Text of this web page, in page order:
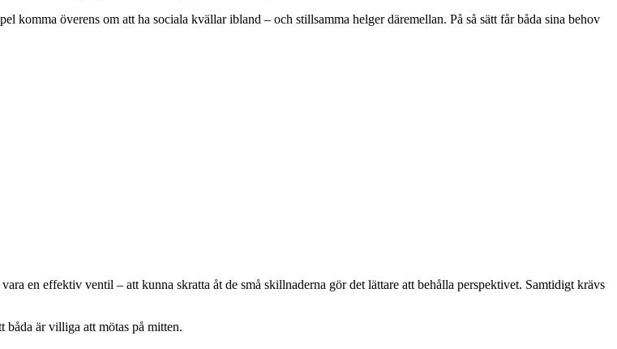
komma överens om att ha sociala kvällar ibland – och stillsamma helger däremellan. På så sätt får båda sina behov
en effektiv ventil – att kunna skratta åt de små skillnaderna gör det lättare att behålla perspektivet. Samtidigt krävs
båda är villiga att mötas på mitten.